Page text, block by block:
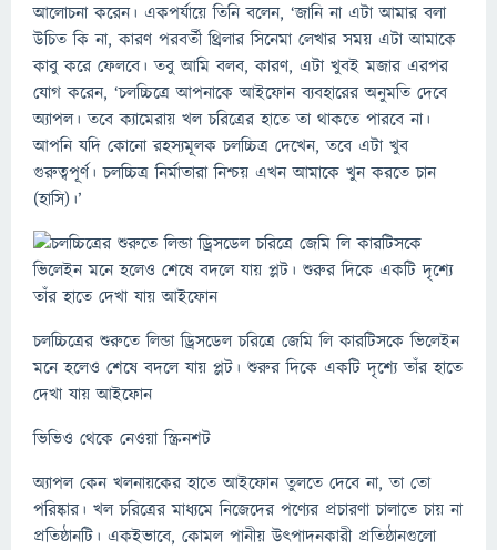
আলোচনা করেন। একপর্যায়ে তিনি বলেন, ‘জানি না এটা আমার বলা
উচিত কি না, কারণ পরবর্তী থ্রিলার সিনেমা লেখার সময় এটা আমাকে
কাবু করে ফেলবে। তবু আমি বলব, কারণ, এটা খুবই মজার এরপর
যোগ করেন, ‘চলচ্চিত্রে আপনাকে আইফোন ব্যবহারের অনুমতি দেবে
অ্যাপল। তবে ক্যামেরায় খল চরিত্রের হাতে তা থাকতে পারবে না।
আপনি যদি কোনো রহস্যমূলক চলচ্চিত্র দেখেন, তবে এটা খুব
গুরুত্বপূর্ণ। চলচ্চিত্র নির্মাতারা নিশ্চয় এখন আমাকে খুন করতে চান
(হাসি)।’
চলচ্চিত্রের শুরুতে লিন্ডা ড্রিসডেল চরিত্রে জেমি লি কারটিসকে ভিলেইন
মনে হলেও শেষে বদলে যায় প্লট। শুরুর দিকে একটি দৃশ্যে তাঁর হাতে
দেখা যায় আইফোন
ভিভিও থেকে নেওয়া স্ক্রিনশট
অ্যাপল কেন খলনায়কের হাতে আইফোন তুলতে দেবে না, তা তো
পরিষ্কার। খল চরিত্রের মাধ্যমে নিজেদের পণ্যের প্রচারণা চালাতে চায় না
প্রতিষ্ঠানটি। একইভাবে, কোমল পানীয় উৎপাদনকারী প্রতিষ্ঠানগুলো